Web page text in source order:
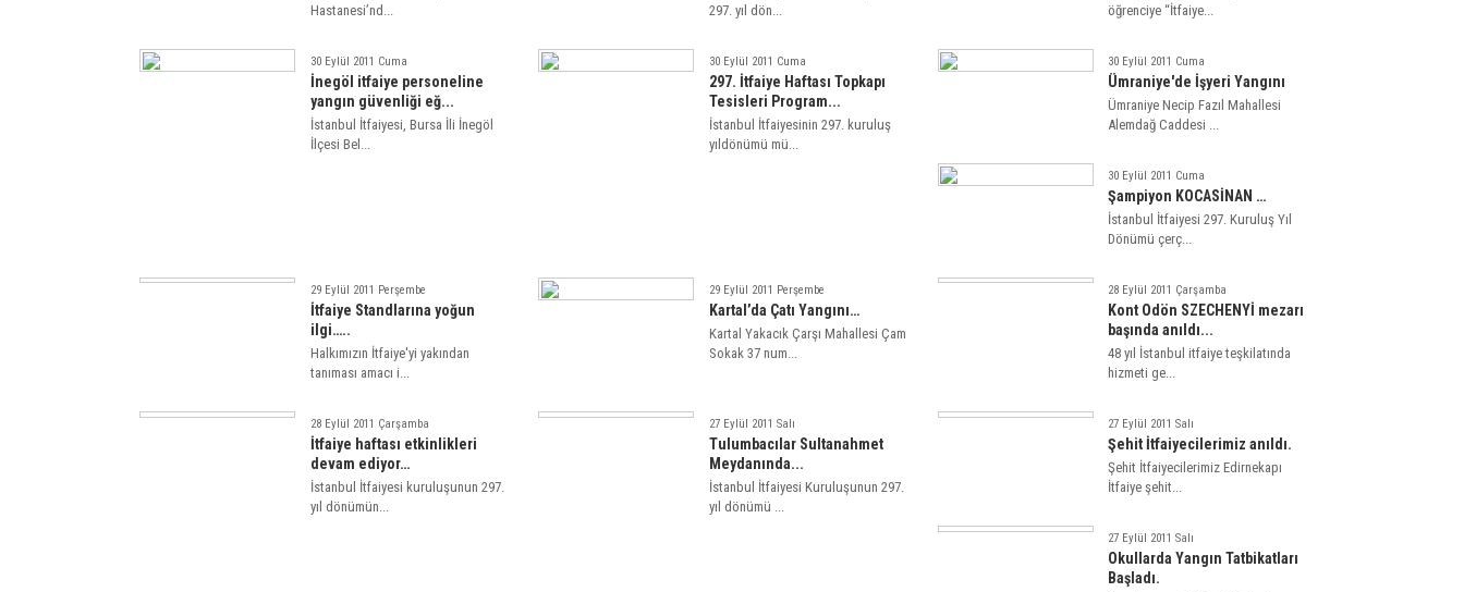
Hastanesi’nd...
297. yıl dön...
öğrenciye “İtfaiye...
30 Eylül 2011 Cuma
İnegöl itfaiye personeline
yangın güvenliği eğ...
İstanbul İtfaiyesi, Bursa İli İnegöl
İlçesi Bel...
30 Eylül 2011 Cuma
297. İtfaiye Haftası Topkapı
Tesisleri Program...
İstanbul İtfaiyesinin 297. kuruluş
yıldönümü mü...
30 Eylül 2011 Cuma
Ümraniye'de İşyeri Yangını
Ümraniye Necip Fazıl Mahallesi
Alemdağ Caddesi ...
30 Eylül 2011 Cuma
Şampiyon KOCASİNAN …
İstanbul İtfaiyesi 297. Kuruluş Yıl
Dönümü çerç...
29 Eylül 2011 Perşembe
İtfaiye Standlarına yoğun
ilgi…..
Halkımızın İtfaiye'yi yakından
tanıması amacı i...
29 Eylül 2011 Perşembe
Kartal’da Çatı Yangını…
Kartal Yakacık Çarşı Mahallesi Çam
Sokak 37 num...
28 Eylül 2011 Çarşamba
Kont Odön SZECHENYİ mezarı
başında anıldı...
48 yıl İstanbul itfaiye teşkilatında
hizmeti ge...
28 Eylül 2011 Çarşamba
İtfaiye haftası etkinlikleri
devam ediyor…
İstanbul İtfaiyesi kuruluşunun 297.
yıl dönümün...
27 Eylül 2011 Salı
Tulumbacılar Sultanahmet
Meydanında...
İstanbul İtfaiyesi Kuruluşunun 297.
yıl dönümü ...
27 Eylül 2011 Salı
Şehit İtfaiyecilerimiz anıldı.
Şehit İtfaiyecilerimiz Edirnekapı
İtfaiye şehit...
27 Eylül 2011 Salı
Okullarda Yangın Tatbikatları
Başladı.